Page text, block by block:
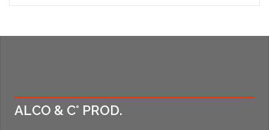
ALCO & C° PROD.